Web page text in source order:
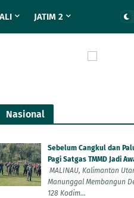
JATIM 2
Nasional
Sebelum Cangkul dan
Pagi Satgas TMMD Jadi
MALINAU, Kalimantan
Manunggal Membangun
128 Kodim...